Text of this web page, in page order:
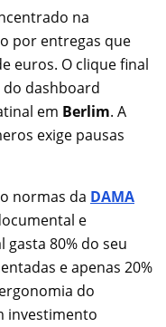
na
por entregas que
euros. O clique final
do dashboard
em Berlim. A
exige pausas
normas da DAMA
e
80% do seu
e apenas 20%
do
investimento